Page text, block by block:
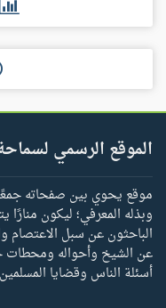
الموقع الرسمي
موقع يحوي بين صفحاته
وبذله المعرفي؛ ليكون منارًا
الباحثون عن سبل الاعتصام
عن الشيخ وأحواله ومحطات
أسئلة الناس وقضايا